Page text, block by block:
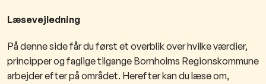
Læsevejledning
På denne side får du først et overblik over hvilke værdier,
principper og faglige tilgange Bornholms Regionskommune
arbejder efter på området. Herefter kan du læse om,